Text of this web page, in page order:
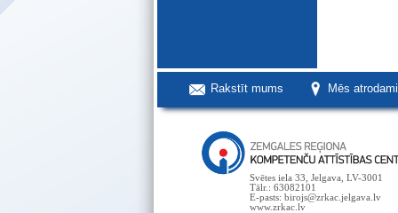
Rakstīt mums Mēs
Svētes iela 33, Jelgava, LV-3001
Tālr.: 63082101
E-pasts: birojs@zrkac.jelgava.lv
www.zrkac.lv